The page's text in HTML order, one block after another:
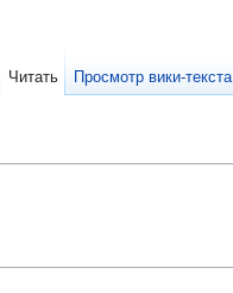
Читать Просмотр вики-текста